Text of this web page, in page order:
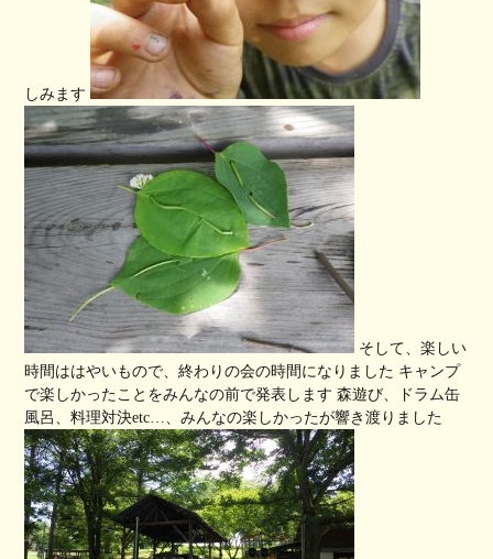
しみます
そして、楽しい
時間ははやいもので、終わりの会の時間になりました キャンプ
で楽しかったことをみんなの前で発表します 森遊び、ドラム缶
風呂、料理対決etc…、みんなの楽しかったが響き渡りました